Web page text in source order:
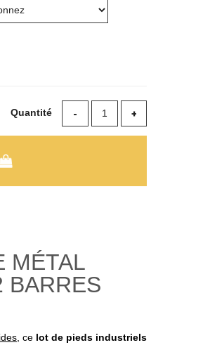
Quantité
MÉTAL
BARRES
, ce lot de pieds industriels